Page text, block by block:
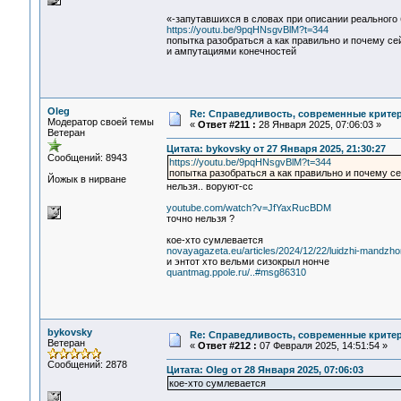
«-запутавшихся в словах при описании реального
https://youtu.be/9pqHNsgvBlM?t=344
попытка разобраться а как правильно и почему
и ампутациями конечностей
Oleg
Модератор своей темы
Ветеран
Сообщений: 8943
Йожык в нирване
Re: Справедливость, современные
« Ответ #211 : 28 Января 2025, 07:06:03 »
Цитата: bykovsky от 27 Января 2025, 21:30:27
https://youtu.be/9pqHNsgvBlM?t=344
попытка разобраться а как правильно и почему
нельзя.. воруют-сс
youtube.com/watch?v=JfYaxRucBDM
точно нельзя ?
кое-хто сумлевается
novayagazeta.eu/articles/2024/12/22/luidzhi-
и энтот хто вельми сизокрыл нонче
quantmag.ppole.ru/..#msg86310
bykovsky
Ветеран
Сообщений: 2878
Re: Справедливость, современные
« Ответ #212 : 07 Февраля 2025, 14:51:54 »
Цитата: Oleg от 28 Января 2025, 07:06:03
кое-хто сумлевается